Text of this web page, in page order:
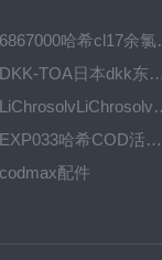
6867000
DKK-TOA日本dkk东亚电
EXP033哈希COD活塞泵价格 EXP033
codmax配件